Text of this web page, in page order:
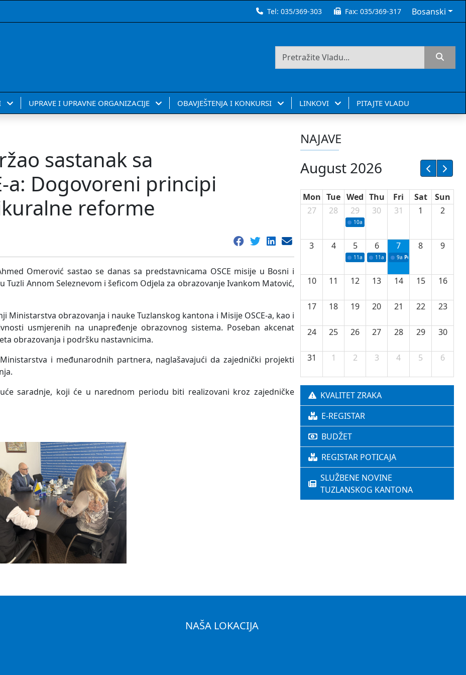
Tel:035/369-303 Fax:035/369-317 Bosanski
UPRAVE I UPRAVNE ORGANIZACIJE OBAVJEŠTENJA I KONKURSI LINKOVI PITAJTE VLADU
sastanak sa
a: Dogovoreni principi
reforme
Omerović sastao se danas sa predstavnicama OSCE misije u Bosni i
Tuzli Annom Seleznevom i šeficom Odjela za obrazovanje Ivankom Matović,
Ministarstva obrazovanja i nauke Tuzlanskog kantona i Misije OSCE-a, kao i
usmjerenih na unapređenje obrazovnog sistema. Poseban akcenat
obrazovanja i podršku nastavnicima.
i međunarodnih partnera, naglašavajući da zajednički projekti
saradnje, koji će u narednom periodu biti realizovani kroz zajedničke
NAJAVE
August 2026
Mon Tue Wed Thu Fri Sat
Sun
27
28 29
10a Potpisivanje ugovora sa neprofitnim
30 31 1 2
3 4 5
11a Potpisivanje ugovora o stipendijama
6
11a Podrška razvoju vodne
7
9a Početak izgradnje nove
8 9
10 11 12 13 14 15 16
17 18 19 20 21 22 23
24 25 26 27 28 29 30
31 1 2 3 4 5 6
KVALITET ZRAKA
E-REGISTAR
BUDŽET
REGISTAR POTICAJA
SLUŽBENE NOVINE
TUZLANSKOG KANTONA
NAŠA LOKACIJA